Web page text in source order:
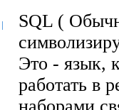
|
SQL (
Это - язык,
работать в